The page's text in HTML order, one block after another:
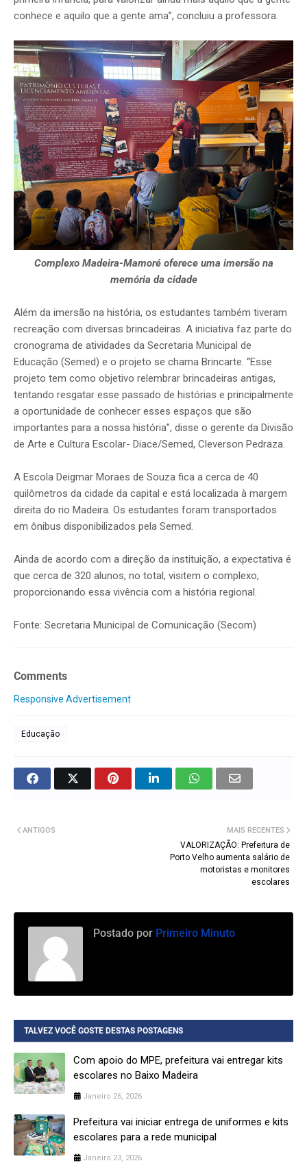
conhece e aquilo que a gente ama”, concluiu a professora.
Complexo Madeira-Mamoré oferece uma imersão na
memória da cidade
Além da imersão na história, os estudantes também tiveram
recreação com diversas brincadeiras. A iniciativa faz parte do
cronograma de atividades da Secretaria Municipal de
Educação (Semed) e o projeto se chama Brincarte. “Esse
projeto tem como objetivo relembrar brincadeiras antigas,
tentando resgatar esse passado de histórias e principalmente
a oportunidade de conhecer esses espaços que são
importantes para a nossa história”, disse o gerente da Divisão
de Arte e Cultura Escolar- Diace/Semed, Cleverson Pedraza.
A Escola Deigmar Moraes de Souza fica a cerca de 40
quilômetros da cidade da capital e está localizada à margem
direita do rio Madeira. Os estudantes foram transportados
em ônibus disponibilizados pela Semed.
Ainda de acordo com a direção da instituição, a expectativa é
que cerca de 320 alunos, no total, visitem o complexo,
proporcionando essa vivência com a história regional.
Fonte: Secretaria Municipal de Comunicação (Secom)
Comments
Responsive Advertisement
Educação
MAIS RECENTES
VALORIZAÇÃO: Prefeitura de
Porto Velho aumenta salário de
motoristas e monitores
escolares
ANTIGOS
Postado por Primeiro Minuto
TALVEZ VOCÊ GOSTE DESTAS POSTAGENS
Com apoio do MPE, prefeitura vai entregar kits
escolares no Baixo Madeira
Janeiro 26, 2026
Prefeitura vai iniciar entrega de uniformes e kits
escolares para a rede municipal
Janeiro 23, 2026